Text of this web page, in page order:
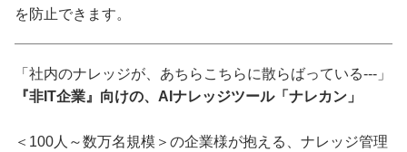
を防止できます。
「社内のナレッジが、あちらこちらに散らばっている---」
『非IT企業』向けの、AIナレッジツール「ナレカン」
＜100人～数万名規模＞の企業様が抱える、ナレッジ管理